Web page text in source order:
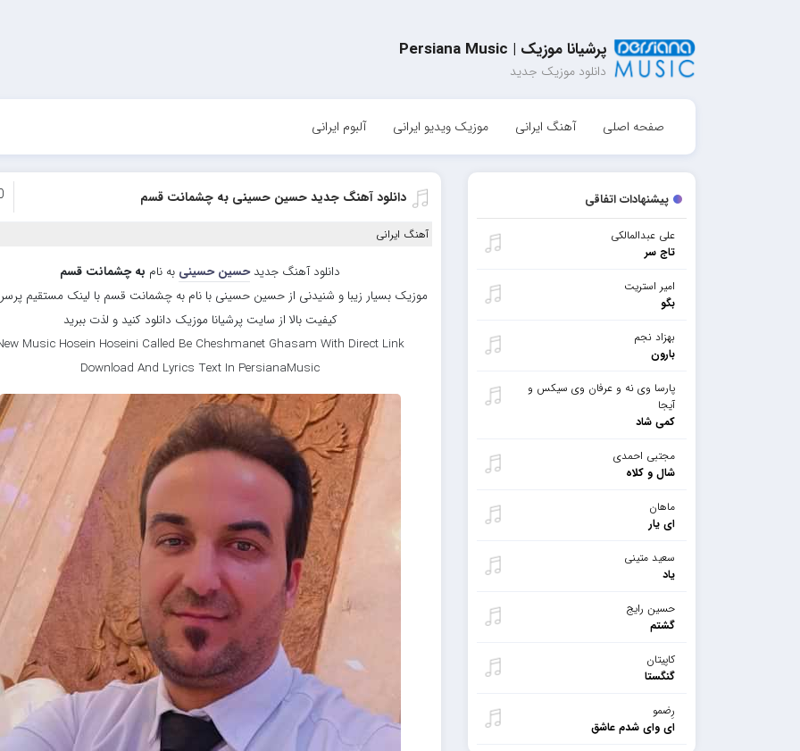
پرشیانا موزیک | Persiana Music
دانلود موزیک جدید
صفحه اصلی آهنگ ایرانی موزیک ویدیو ایرانی آلبوم ایرانی
پیشنهادات اتفاقی
علی عبدالمالکی
تاج سر
امیر استریت
بگو
بهزاد نجم
بارون
پارسا وی نه و عرفان وی سیکس و
آیجا
کمی شاد
مجتبی احمدی
شال و کلاه
ماهان
ای یار
سعید متینی
یاد
حسین رایج
گشتم
کاپیتان
گنگستا
رِضمو
ای وای شدم عاشق
دانلود آهنگ جدید حسین حسینی به چشمانت قسم
آهنگ ایرانی
دانلود آهنگ جدیدحسین حسینی به نام به چشمانت قسم
موزیک بسیار زیبا و شنیدنی از حسین حسینی با نام به چشمانت قسم با لینک مستقیم
کیفیت بالا از سایت پرشیانا موزیک دانلود کنید و لذت ببرید
Music Hosein Hoseini Called Be Cheshmanet Ghasam With Direct Link
Download And Lyrics Text In PersianaMusic